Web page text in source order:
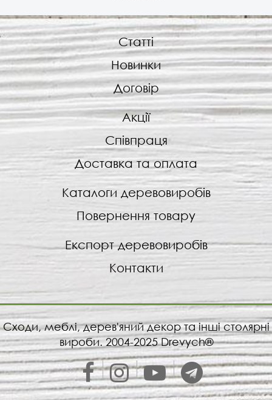
Статті
Новинки
Договір
Акції
Співпраця
Доставка та оплата
Каталоги деревовиробів
Повернення товару
Експорт деревовиробів
Контакти
Сходи, меблі, дерев'яний декор та інші столярні
вироби. 2004-2025 Drevych®